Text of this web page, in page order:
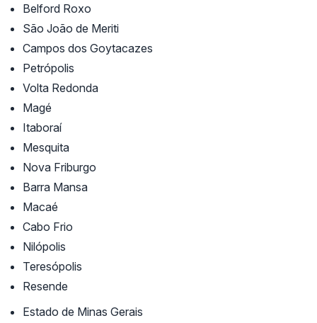
Belford Roxo
São João de Meriti
Campos dos Goytacazes
Petrópolis
Volta Redonda
Magé
Itaboraí
Mesquita
Nova Friburgo
Barra Mansa
Macaé
Cabo Frio
Nilópolis
Teresópolis
Resende
Estado de Minas Gerais